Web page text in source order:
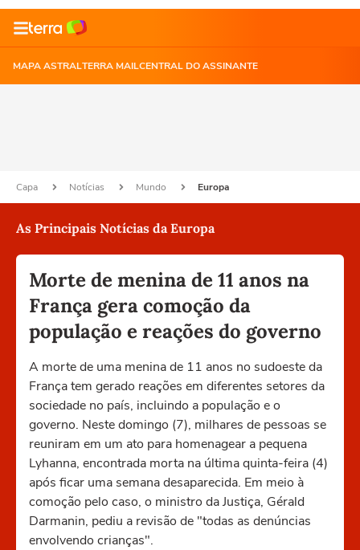
MAPA ASTRALTERRA MAILCENTRAL DO ASSINANTE
Capa Notícias Mundo Europa
As Principais Notícias da Europa
Morte de menina de 11 anos na
França gera comoção da
população e reações do governo
A morte de uma menina de 11 anos no sudoeste da
França tem gerado reações em diferentes setores da
sociedade no país, incluindo a população e o
governo. Neste domingo (7), milhares de pessoas se
reuniram em um ato para homenagear a pequena
Lyhanna, encontrada morta na última quinta-feira (4)
após ficar uma semana desaparecida. Em meio à
comoção pelo caso, o ministro da Justiça, Gérald
Darmanin, pediu a revisão de "todas as denúncias
envolvendo crianças".